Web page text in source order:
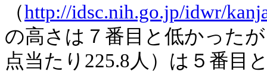
（http://idsc.nih.go.jp/idwr/
の高さは７番目と低かった
点当たり225.8人）は５番目